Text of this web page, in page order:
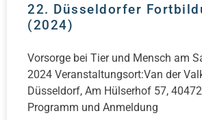
22. Düsseldorfer
(2024)
Vorsorge bei Tier und Mensch am
2024 Veranstaltungsort:Van der
Düsseldorf, Am Hülserhof 57,
Programm und Anmeldung